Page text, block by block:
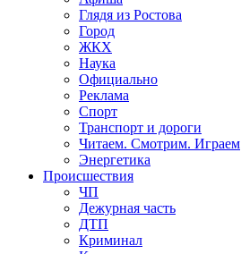
Глядя из Ростова
Город
ЖКХ
Наука
Официально
Реклама
Спорт
Транспорт и дороги
Читаем. Смотрим. Играем
Энергетика
Происшествия
ЧП
Дежурная часть
ДТП
Криминал